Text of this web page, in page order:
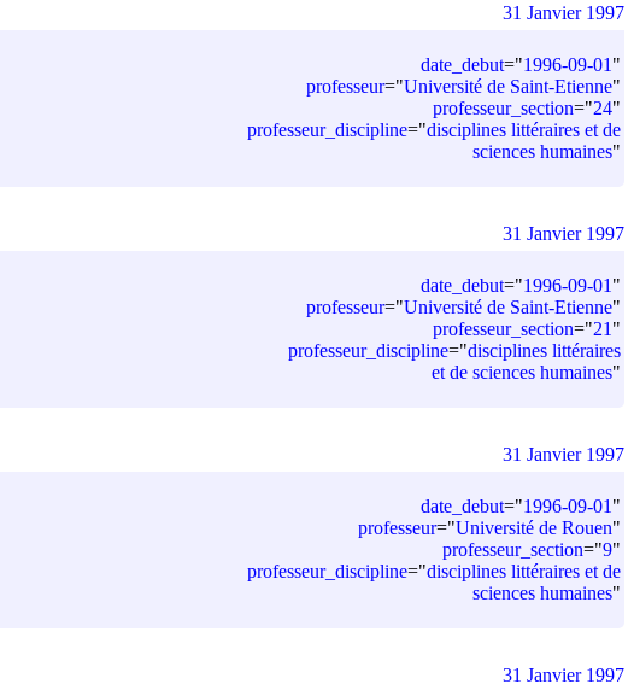
date_debut="1996-09-01 "
professeur="Université de Saint-Etienne"
professeur_section="24"
professeur_discipline="disciplines littéraires et de
sciences humaines"
31 Janvier 1997
date_debut="1996-09-01 "
professeur="Université de Saint-Etienne"
professeur_section="21 "
professeur_discipline="disciplines littéraires
et de sciences humaines"
31 Janvier 1997
date_debut="1996-09-01 "
professeur="Université de Rouen"
professeur_section="9"
professeur_discipline="disciplines littéraires et de
sciences humaines"
31 Janvier 1997
31 Janvier 1997